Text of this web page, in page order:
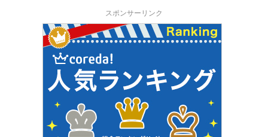
スポンサーリンク